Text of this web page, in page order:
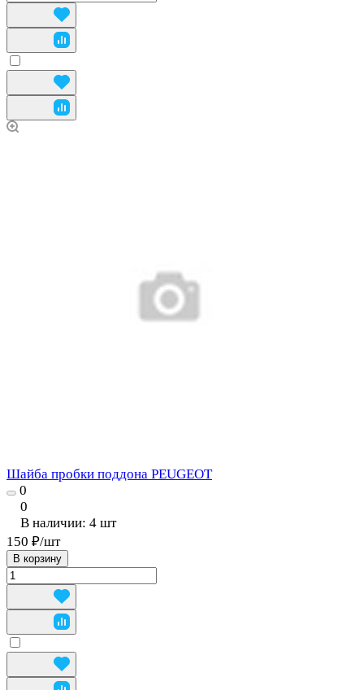
Шайба пробки поддона PEUGEOT
0
0
В наличии: 4 шт
150 ₽/шт
В корзину